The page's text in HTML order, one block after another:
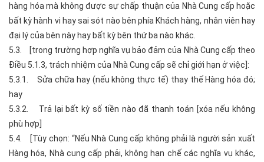
hàng hóa mà không được sự chấp thuận của Nhà Cung cấp hoặc
bất kỳ hành vi hay sai sót nào bên phía Khách hàng, nhân viên hay
đại lý của bên này hay bất kỳ bên thứ ba nào khác.
5.3. [trong trường hợp nghĩa vụ bảo đảm của Nhà Cung cấp theo
Điều 5.1.3, trách nhiệm của Nhà Cung cấp sẽ chỉ giới hạn ở việc]:
5.3.1. Sửa chữa hay (nếu không thực tế) thay thế Hàng hóa đó;
hay
5.3.2. Trả lại bất kỳ số tiền nào đã thanh toán [xóa nếu không
phù hợp]
5.4. [Tùy chọn: “Nếu Nhà Cung cấp không phải là người sản xuất
Hàng hóa, Nhà cung cấp phải, không hạn chế các nghĩa vụ khác,